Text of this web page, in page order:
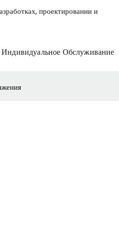
проектировании и
Индивидуальное Обслуживание